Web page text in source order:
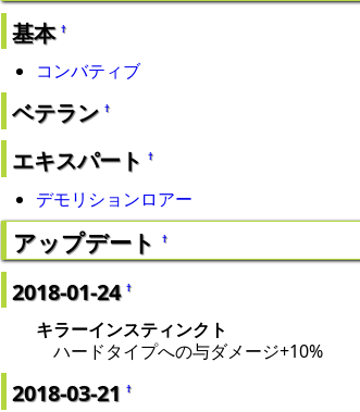
基本†
コンバティブ
ベテラン†
エキスパート†
デモリションロアー
アップデート †
2018-01-24†
キラーインスティンクト
ハードタイプへの与ダメージ+10%
2018-03-21†